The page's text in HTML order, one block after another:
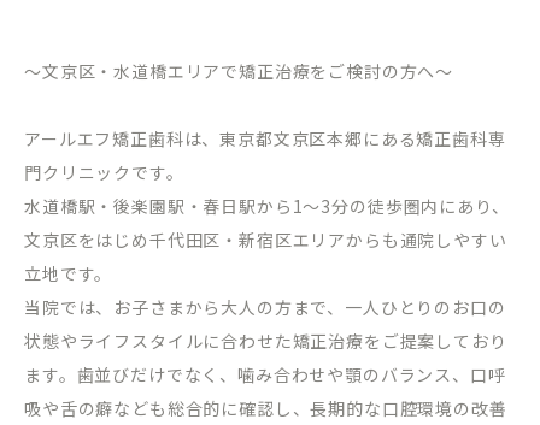
～文京区・水道橋エリアで矯正治療をご検討の方へ～
アールエフ矯正歯科は、東京都文京区本郷にある矯正歯科専
門クリニックです。
水道橋駅・後楽園駅・春日駅から 1～3分の徒歩圏内にあり、
文京区をはじめ千代田区・新宿区エリアからも通院しやすい
立地です。
当院では、お子さまから大人の方まで、一人ひとりのお口の
状態やライフスタイルに合わせた矯正治療をご提案しており
ます。歯並びだけでなく、噛み合わせや顎のバランス、口呼
吸や舌の癖なども総合的に確認し、長期的な口腔環境の改善